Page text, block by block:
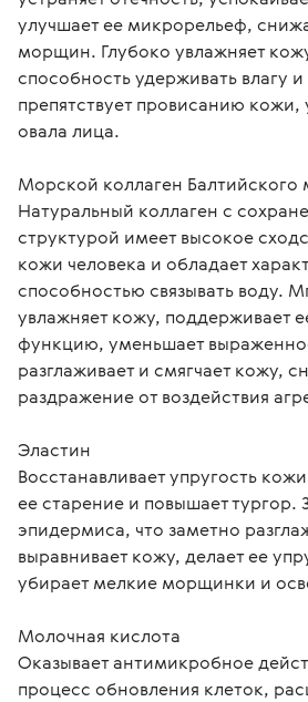
улучшает ее микрорельеф,
морщин. Глубоко увлажняет
способность удерживать влагу
препятствует провисанию кожи,
овала лица.
Морской коллаген Балтийского
Натуральный коллаген с
структурой имеет высокое
кожи человека и обладает
способностью связывать воду.
увлажняет кожу, поддерживает
функцию, уменьшает
разглаживает и смягчает кожу,
раздражение от воздействия
Эластин
Восстанавливает упругость
ее старение и повышает тургор.
эпидермиса, что заметно
выравнивает кожу, делает ее
убирает мелкие морщинки и
Молочная кислота
Оказывает антимикробное
процесс обновления клеток,